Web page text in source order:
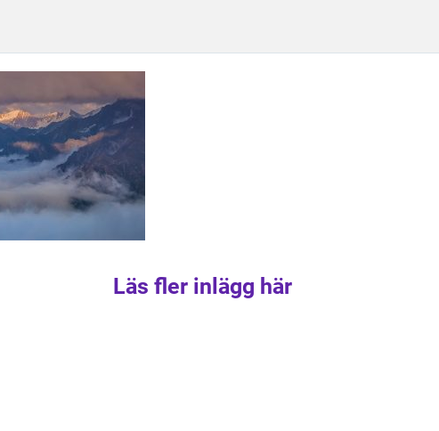
Läs fler inlägg här